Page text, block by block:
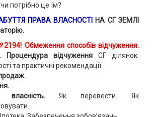
потрібно це їм?
ПРАВА ВЛАСНОСТІ НА СГ ЗЕМЛІ
Обмеження способів відчуження.
Процендура відчуженняСГ ділянок.
та практичні рекомендації.
власність.Як перевести. Як